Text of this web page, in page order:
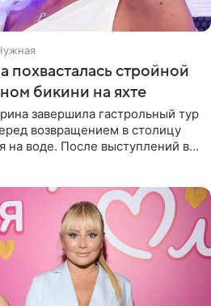
похвасталась стройной
бикини на яхте
завершила гастрольный тур
возвращением в столицу
на воде. После выступлений в